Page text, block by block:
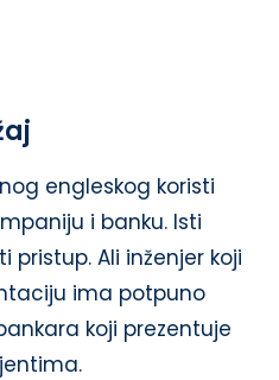
engleskog koristi
i banku. Isti
pristup. Ali inženjer koji
ima potpuno
koji prezentuje